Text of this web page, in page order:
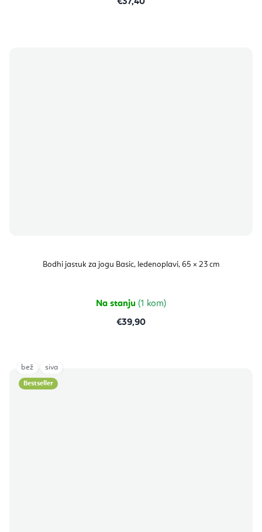
Bodhi jastuk za jogu Basic, ledenoplavi, 65 × 23 cm
Na stanju (1 kom)
€39,90
Bestseller
bež siva